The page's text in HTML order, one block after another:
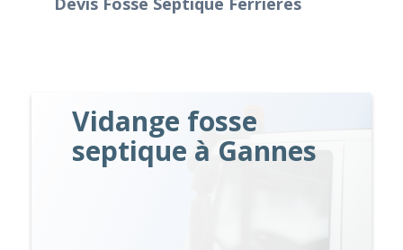
Vidange fosse
septique à Gannes